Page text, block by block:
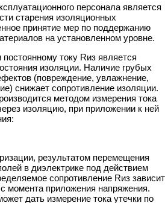
персонала является
старения изоляционных
принятие мер по поддержанию
на установленном уровне.
току Rиз является
изоляции. Наличие грубых
(повреждение, увлажнение,
снижает сопротивление изоляции.
методом измерения тока
изоляцию, при приложении к ней
результатом перемещения
в диэлектрике под действием
сопротивление Rиз зависит
момента приложения напряжения.
дать измерение тока утечки по